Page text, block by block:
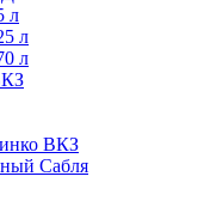
л
л
л
ВКЗ
Сабля